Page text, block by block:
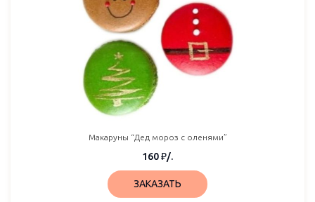
Макаруны “Дед мороз с оленями”
160₽/.
ЗАКАЗАТЬ